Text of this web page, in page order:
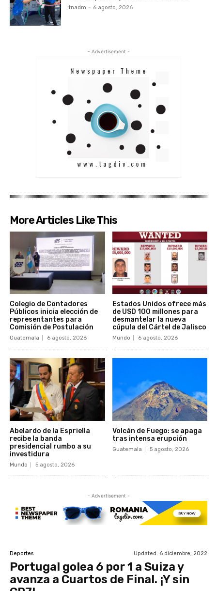
tnadm - 6 agosto, 2026
- Advertisement -
More Articles Like This
Colegio de Contadores
Públicos inicia elección de
representantes para
Comisión de Postulación
Guatemala 6 agosto, 2026
Estados Unidos ofrece más
de USD 100 millones para
desmantelar la nueva
cúpula del Cártel de Jalisco
Mundo 6 agosto, 2026
Abelardo de la Espriella
recibe la banda
presidencial rumbo a su
investidura
Mundo 5 agosto, 2026
Volcán de Fuego: se apaga
tras intensa erupción
Guatemala 5 agosto, 2026
- Advertisement -